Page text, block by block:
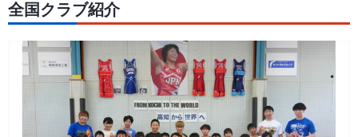
全国クラブ紹介